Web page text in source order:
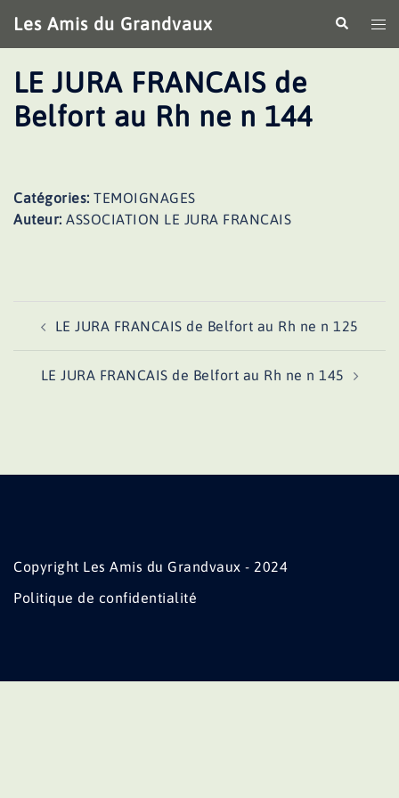
au
contenu
Les Amis du Grandvaux
le
LE JURA FRANCAIS de
Belfort au Rh ne n 144
Catégories: TEMOIGNAGES
Auteur: ASSOCIATION LE JURA FRANCAIS
d’article
LE JURA FRANCAIS de Belfort au Rh ne n 125
LE JURA FRANCAIS de Belfort au Rh ne n 145
Copyright Les Amis du Grandvaux - 2024
Politique de confidentialité